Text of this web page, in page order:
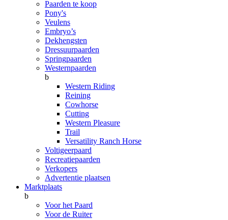
Paarden te koop
Pony's
Veulens
Embryo’s
Dekhengsten
Dressuurpaarden
Springpaarden
Westernpaarden
b
Western Riding
Reining
Cowhorse
Cutting
Western Pleasure
Trail
Versatility Ranch Horse
Voltigeerpaard
Recreatiepaarden
Verkopers
Advertentie plaatsen
Marktplaats
b
Voor het Paard
Voor de Ruiter